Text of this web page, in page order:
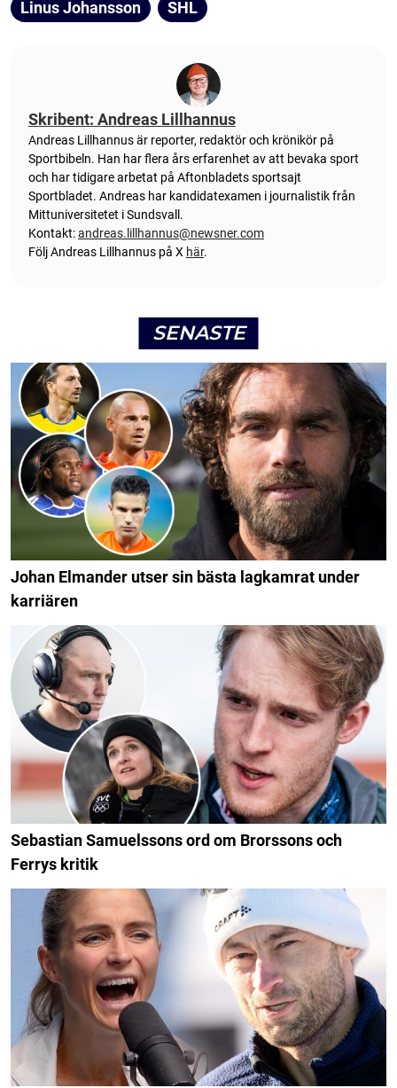
Linus Johansson SHL
Skribent: Andreas Lillhannus
Andreas Lillhannus är reporter, redaktör och krönikör på
Sportbibeln. Han har flera års erfarenhet av att bevaka sport
och har tidigare arbetat på Aftonbladets sportsajt
Sportbladet. Andreas har kandidatexamen i journalistik från
Mittuniversitetet i Sundsvall.
Kontakt:andreas.lillhannus@newsner.com
Följ Andreas Lillhannus på X här.
SENASTE
Johan Elmander utser sin bästa lagkamrat under
karriären
Sebastian Samuelssons ord om Brorssons och
Ferrys kritik